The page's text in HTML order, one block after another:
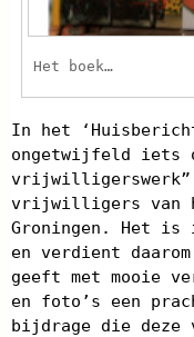
Het boek…
In het
ongetwijfeld iets
vrijwilligerswerk”,
vrijwilligers van
Groningen. Het is
en verdient
geeft met mooie
en foto’s een
bijdrage die